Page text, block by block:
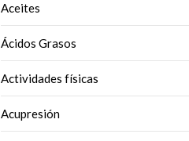
Aceites
Ácidos Grasos
Actividades físicas
Acupresión